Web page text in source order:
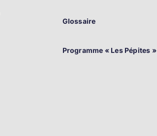
Glossaire
Programme « Les Pépites »